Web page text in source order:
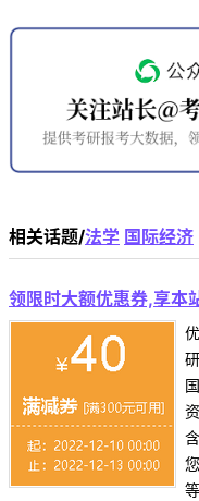
相关话题/法学 国际经济
领限时大额优惠券,享本